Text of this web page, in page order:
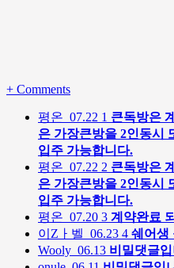
+ Comments
평온 07.22 1 큰독방은
은 가장큰방을 2인동시
입주 가능합니다.
평온 07.22 2 큰독방은
은 가장큰방을 2인동시
입주 가능합니다.
평온 07.20 3 계약완료
이Zㅏ벨 06.23 4 쉐어생
Wooly 06.13 비밀댓글